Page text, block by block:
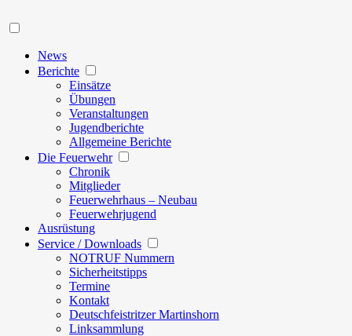
News
Berichte
menu
Einsätze
Übungen
Veranstaltungen
Jugendberichte
Allgemeine Berichte
Die Feuerwehr
Chronik
Mitglieder
Feuerwehrhaus – Neubau
Feuerwehrjugend
Ausrüstung
Service / Downloads
menu
NOTRUF Nummern
Sicherheitstipps
Termine
Kontakt
Deutschfeistritzer Martinshorn
Linksammlung